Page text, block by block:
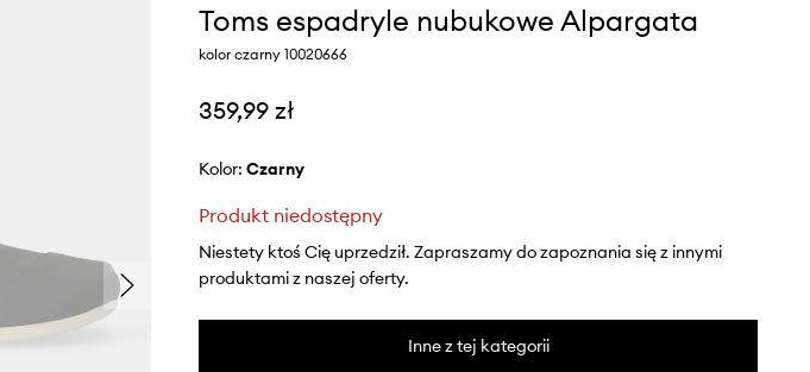
Toms espadryle nubukowe Alpargata
kolor czarny 10020666
359,99 zł
Kolor: czarny
Produkt niedostępny
Niestety ktoś Cię uprzedził. Zapraszamy do zapoznania się z innymi
produktami z naszej oferty.
Inne z tej kategorii